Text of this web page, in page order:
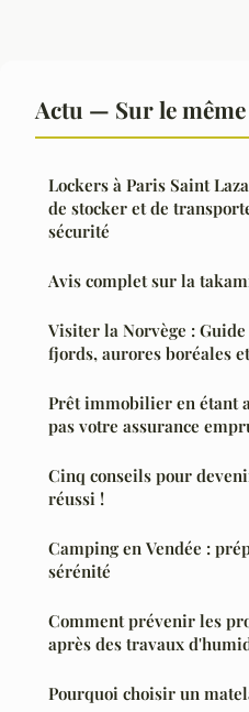
Actu — Sur le
Lockers à Paris Saint
de stocker et de
sécurité
Avis complet sur la
Visiter la Norvège :
fjords, aurores boréales
Prêt immobilier en étant
pas votre assurance
Cinq conseils pour
réussi !
Camping en Vendée :
sérénité
Comment prévenir les
après des travaux
Pourquoi choisir un